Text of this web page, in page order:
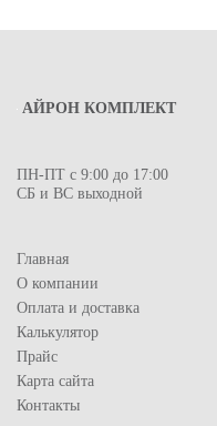
АЙРОН КОМПЛЕКТ
ПН-ПТ с 9:00 до 17:00
СБ и ВС выходной
Главная
О компании
Оплата и доставка
Калькулятор
Прайс
Карта сайта
Контакты